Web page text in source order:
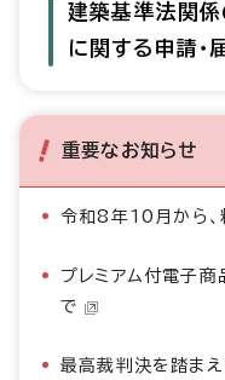
建築基準法関係
に関する申請・
重要なお知らせ
令和8年10月から、
プレミアム付電子
で
最高裁判決を踏ま